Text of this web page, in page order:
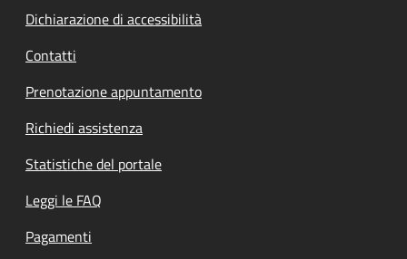
Dichiarazione di accessibilità
Contatti
Prenotazione appuntamento
Richiedi assistenza
Statistiche del portale
Leggi le FAQ
Pagamenti